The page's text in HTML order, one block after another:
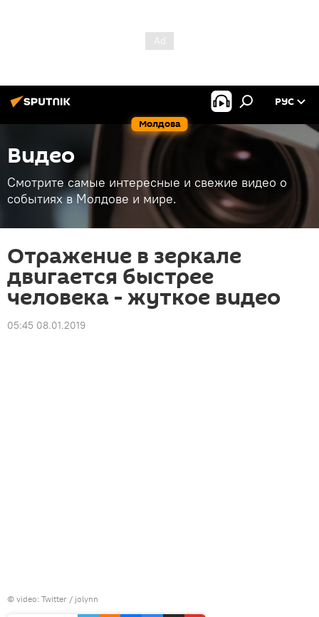
Молдова
РУС
Видео
Смотрите самые интересные и свежие видео о
событиях в Молдове и мире.
Отражение в зеркале
двигается быстрее
человека - жуткое видео
05:45 08.01.2019
© video: Twitter / jolynn